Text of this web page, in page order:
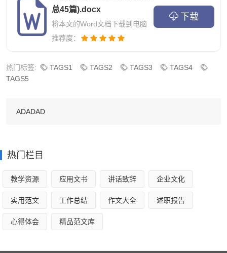
困家庭的未成年人和留守儿童、孤残儿童，做好帮扶、救
助、教育、保护工作;在全社会开展“三做”(即在社会做一个好
公民、在单位做一个好职工、在家庭做一个好成员)教育，在
想品德教育;深入开展“迎奥运、讲文明、树新风”活动，精心
血、扶弱助残、尊老爱幼等道德实践活动，宣传道德模范事
二、完善机制、巩固提升、深入开展创建文明村镇活动
强化日常管理，提升创建水平，进一步强化职能部门责
任、发挥职能部门作用，坚持抓好日常管理，保障镇区环境
整洁有序;继续加强经营秩序管理，对废品收购进行专项整
治，严肃查处欺行霸市、哄抬物价、强买强卖以及制假售假
总45篇).docx
将本文的Word文档下载到电脑
推荐度：
下载
热门标签: TAGS1 TAGS2 TAGS3
TAGS4
TAGS5
ADADAD
热门栏目
教学资源 应用文书 讲话致辞 企业文化
实用范文 工作总结 作文大全 述职报告
心得体会 精品范文库